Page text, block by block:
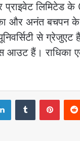
प्राइवेट लिमिटेड
और अनंत बचपन के
से
आउट हैं। राधिका
LinkedInTumblr